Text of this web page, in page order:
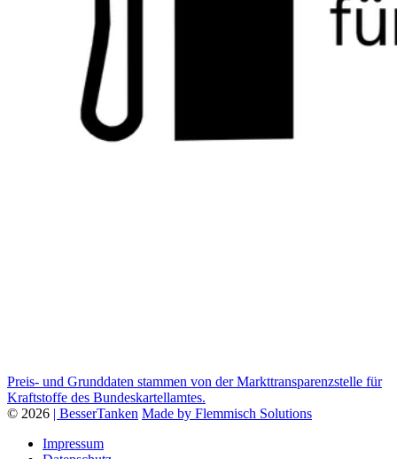
Preis- und Grunddaten stammen von der Markttransparenzstelle für
Kraftstoffe des Bundeskartellamtes.
© 2026 | BesserTanken Made by Flemmisch Solutions
Impressum